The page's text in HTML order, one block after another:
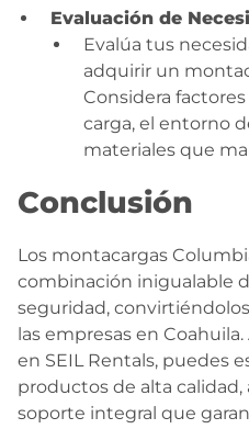
Evaluación de
Evalúa tus
adquirir un
Considera
carga, el entorno
materiales que
Conclusión
Los montacargas
combinación inigualable
seguridad,
las empresas en
en SEIL Rentals, puedes
productos de alta calidad,
soporte integral que